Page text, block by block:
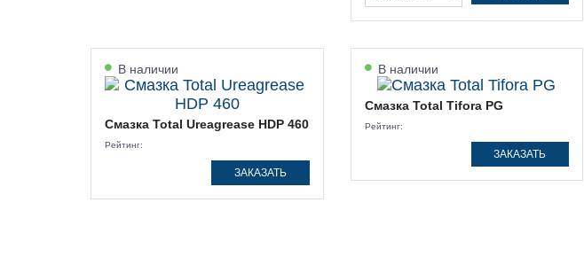
В наличии
Смазка Total Ureagrease HDP 460
Рейтинг:
ЗАКАЗАТЬ
В наличии
Смазка Total Tifora PG
Рейтинг:
ЗАКАЗАТЬ